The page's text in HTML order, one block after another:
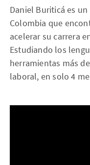
Daniel Buriticá es
Colombia que
acelerar su carrera
Estudiando los
herramientas más
laboral, en solo 4